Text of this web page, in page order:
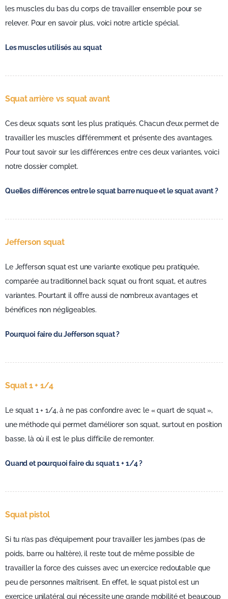
les muscles du bas du corps de travailler ensemble pour se
relever. Pour en savoir plus, voici notre article spécial.
Les muscles utilisés au squat
Squat arrière vs squat avant
Ces deux squats sont les plus pratiqués. Chacun d’eux permet de
travailler les muscles différemment et présente des avantages.
Pour tout savoir sur les différences entre ces deux variantes, voici
notre dossier complet.
Quelles différences entre le squat barre nuque et le squat avant ?
Jefferson squat
Le Jefferson squat est une variante exotique peu pratiquée,
comparée au traditionnel back squat ou front squat, et autres
variantes. Pourtant il offre aussi de nombreux avantages et
bénéfices non négligeables.
Pourquoi faire du Jefferson squat ?
Squat 1 + 1/4
Le squat 1 + 1/4, à ne pas confondre avec le « quart de squat »,
une méthode qui permet d’améliorer son squat, surtout en position
basse, là où il est le plus difficile de remonter.
Quand et pourquoi faire du squat 1 + 1/4 ?
Squat pistol
Si tu n’as pas d’équipement pour travailler les jambes (pas de
poids, barre ou haltère), il reste tout de même possible de
travailler la force des cuisses avec un exercice redoutable que
peu de personnes maîtrisent. En effet, le squat pistol est un
exercice unilatéral qui nécessite une grande mobilité et beaucoup